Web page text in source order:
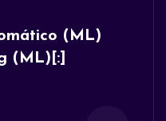
(ML)
(ML)[:]